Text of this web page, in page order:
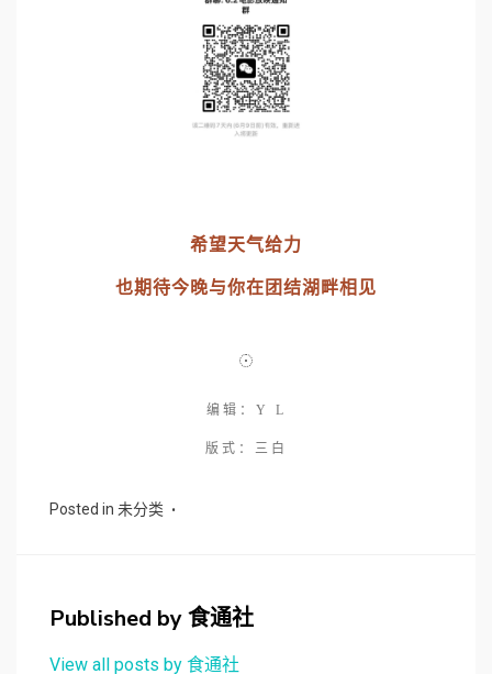
希望天气给力
也期待今晚与你在团结湖畔相见
编辑：Y L
版式：三白
Posted in 未分类
Published by食通社
View all posts by 食通社